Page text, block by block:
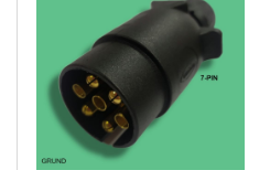
Slide 1 of 3